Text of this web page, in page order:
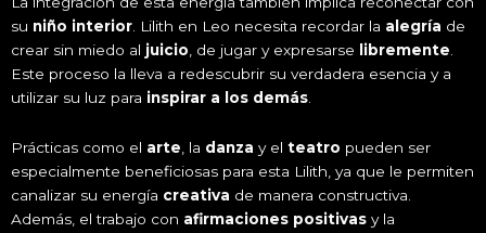
su niño interior . Lilith en Leo necesita recordar la alegría de
crear sin miedo al juicio , de jugar y expresarse libremente
Este proceso la lleva a redescubrir su verdadera esencia y a
utilizar su luz para inspirar a los demás
Prácticas como el arte , la danza y el teatro pueden ser
especialmente beneficiosas para esta Lilith, ya que le permiten
canalizar su energía creativa de manera constructiva.
Además, el trabajo con afirmaciones positivas y la